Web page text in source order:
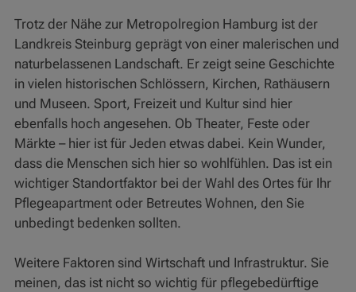
Trotz der Nähe zur Metropolregion Hamburg ist der
Landkreis Steinburg geprägt von einer malerischen und
naturbelassenen Landschaft. Er zeigt seine Geschichte
in vielen historischen Schlössern, Kirchen, Rathäusern
und Museen. Sport, Freizeit und Kultur sind hier
ebenfalls hoch angesehen. Ob Theater, Feste oder
Märkte – hier ist für Jeden etwas dabei. Kein Wunder,
dass die Menschen sich hier so wohlfühlen. Das ist ein
wichtiger Standortfaktor bei der Wahl des Ortes für Ihr
Pflegeapartment oder Betreutes Wohnen, den Sie
unbedingt bedenken sollten.
Weitere Faktoren sind Wirtschaft und Infrastruktur. Sie
meinen, das ist nicht so wichtig für pflegebedürftige